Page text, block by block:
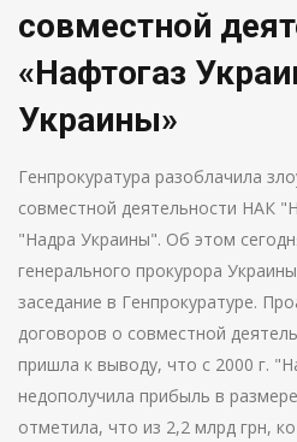
совместной
«Нафтогаз
Украины»
Генпрокуратура разоблачила
совместной деятельности НАК
"Надра Украины". Об этом
генерального прокурора
заседание в Генпрокуратуре.
договоров о совместной
пришла к выводу, что с 2000 г.
недополучила прибыль в
отметила, что из 2,2 млрд грн,